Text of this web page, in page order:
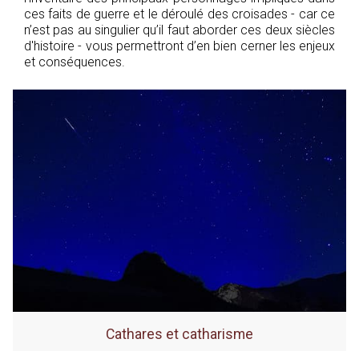
ces faits de guerre et le déroulé des croisades - car ce
n’est pas au singulier qu’il faut aborder ces deux siècles
d'histoire - vous permettront d’en bien cerner les enjeux
et conséquences.
Cathares et catharisme